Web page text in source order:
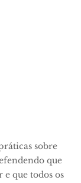
sobre
que
que todos os